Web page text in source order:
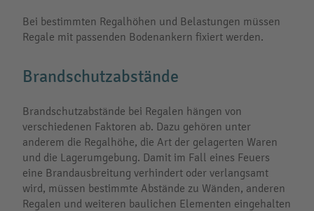
Bei bestimmten Regalhöhen und Belastungen müssen
Regale mit passenden Bodenankern fixiert werden.
Brandschutzabstände
Brandschutzabstände bei Regalen hängen von
verschiedenen Faktoren ab. Dazu gehören unter
anderem die Regalhöhe, die Art der gelagerten Waren
und die Lagerumgebung. Damit im Fall eines Feuers
eine Brandausbreitung verhindert oder verlangsamt
wird, müssen bestimmte Abstände zu Wänden, anderen
Regalen und weiteren baulichen Elementen eingehalten